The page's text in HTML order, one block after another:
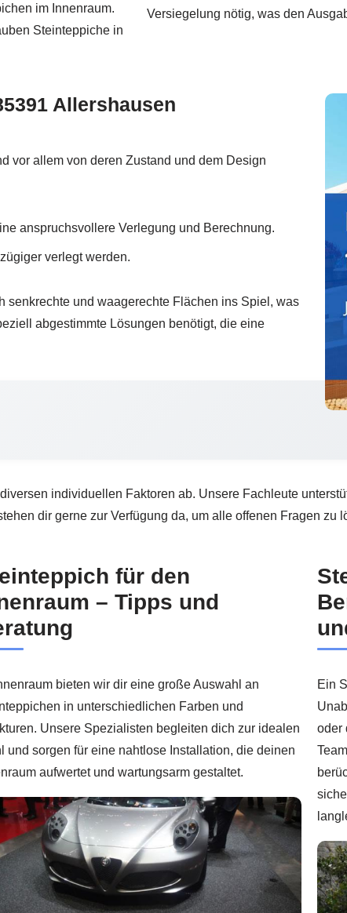
im Innenraum.
Steinteppiche in
Versiegelung nötig, was den
Allershausen
vor allem von deren Zustand und dem Design
anspruchsvollere Verlegung und Berechnung.
verlegt werden.
senkrechte und waagerechte Flächen ins Spiel, was
abgestimmte Lösungen benötigt, die eine
individuellen Faktoren ab. Unsere Fachleute
dir gerne zur Verfügung da, um alle offenen Fragen
für den
– Tipps und
bieten wir dir eine große Auswahl an
in unterschiedlichen Farben und
Unsere Spezialisten begleiten dich zur idealen
und sorgen für eine nahtlose Installation, die deinen
aufwertet und wartungsarm gestaltet.
Ein
oder